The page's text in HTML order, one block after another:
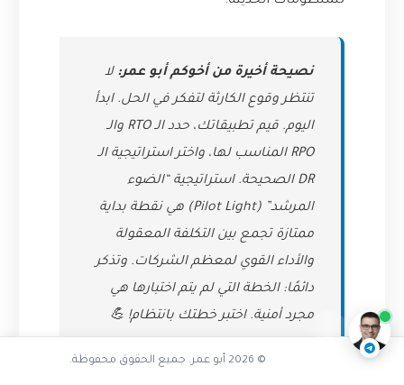
نصيحة أخيرة من أخوكم أبو عمر: لا
تنتظر وقوع الكارثة لتفكر في الحل. ابدأ
اليوم. قيم تطبيقاتك، حدد الـ RTO والـ
RPO المناسب لها، واختر استراتيجية الـ
DR الصحيحة. استراتيجية “الضوء
المرشد” (Pilot Light) هي نقطة بداية
ممتازة تجمع بين التكلفة المعقولة
والأداء القوي لمعظم الشركات. وتذكر
دائمًا: الخطة التي لم يتم اختبارها هي
مجرد أمنية. اختبر خطتك بانتظام! 💪
تفاعل مع الذكاء الاصطناعي
ناقشنا على تليجرام @AbuOmarTech_bot
© 2026 أبو عمر. جميع الحقوق محفوظة.